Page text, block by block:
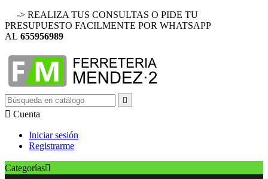
-> REALIZA TUS CONSULTAS O PIDE TU
PRESUPUESTO FACILMENTE POR WHATSAPP
AL 655956989

 Cuenta
Iniciar sesión
Registrarme
Categorías